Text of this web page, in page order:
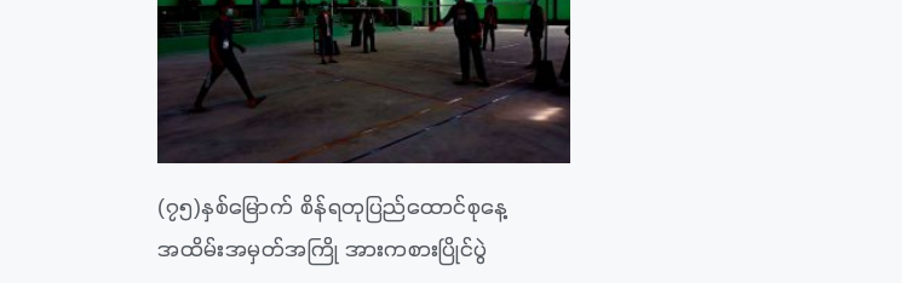
(၇၅)နှစ်မြောက် စိန်ရတုပြည်ထောင်စုနေ့
အထိမ်းအမှတ်အကြို အားကစားပြိုင်ပွဲ